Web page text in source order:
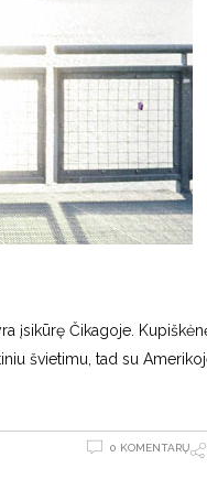
įsikūrę Čikagoje.
švietimu, tad su
0 KOMENTARŲ